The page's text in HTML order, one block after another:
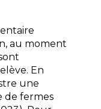
au moment
En
une
de fermes